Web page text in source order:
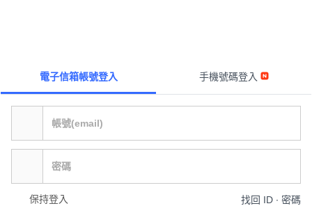
電子信箱帳號登入 手機號碼登入
保持登入 找回 ID ∙ 密碼